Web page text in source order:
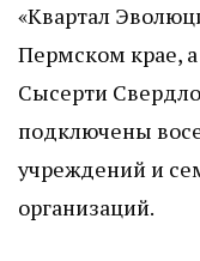
«Квартал
Пермском крае,
Сысерти
подключены
учреждений и
организаций.